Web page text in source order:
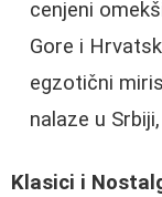
cenjeni
Gore i
egzotični
nalaze u
Klasici i